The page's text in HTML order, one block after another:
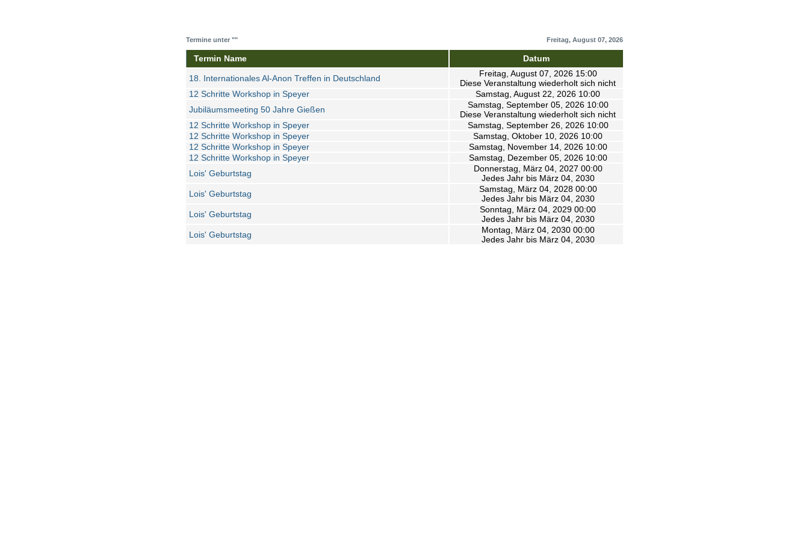
Termine unter "" Freitag, August 07, 2026
Termin Name Datum
18. Internationales Al-Anon Treffen in Deutschland
Freitag, August 07, 2026 15:00
Diese Veranstaltung wiederholt sich nicht
12 Schritte Workshop in Speyer
Samstag, August 22, 2026 10:00
Jubiläumsmeeting 50 Jahre Gießen
Samstag, September 05, 2026 10:00
Diese Veranstaltung wiederholt sich nicht
12 Schritte Workshop in Speyer
Samstag, September 26, 2026 10:00
12 Schritte Workshop in Speyer
Samstag, Oktober 10, 2026 10:00
12 Schritte Workshop in Speyer
Samstag, November 14, 2026 10:00
12 Schritte Workshop in Speyer
Samstag, Dezember 05, 2026 10:00
Lois' Geburtstag
Donnerstag, März 04, 2027 00:00
Jedes Jahr bis März 04, 2030
Lois' Geburtstag
Samstag, März 04, 2028 00:00
Jedes Jahr bis März 04, 2030
Lois' Geburtstag
Sonntag, März 04, 2029 00:00
Jedes Jahr bis März 04, 2030
Lois' Geburtstag
Montag, März 04, 2030 00:00
Jedes Jahr bis März 04, 2030